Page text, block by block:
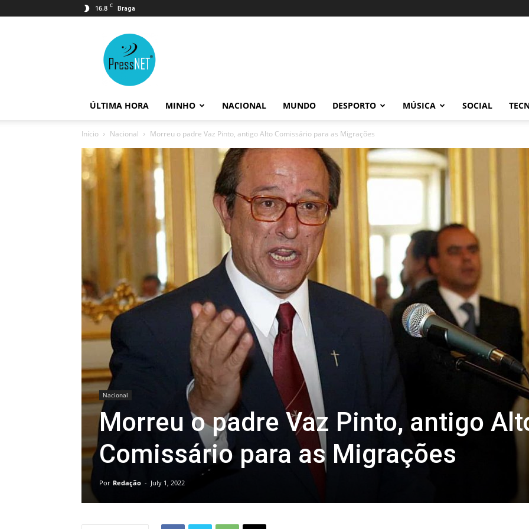
16.8 C Braga
ÚLTIMA HORA MINHO NACIONAL MUNDO DESPORTO MÚSICA SOCIAL
Início Nacional Morreu o padre Vaz Pinto, antigo Alto Comissário para as Migrações
Nacional
Morreu o padre Vaz Pinto, antigo
Comissário para as Migrações
Por Redação - July 1, 2022